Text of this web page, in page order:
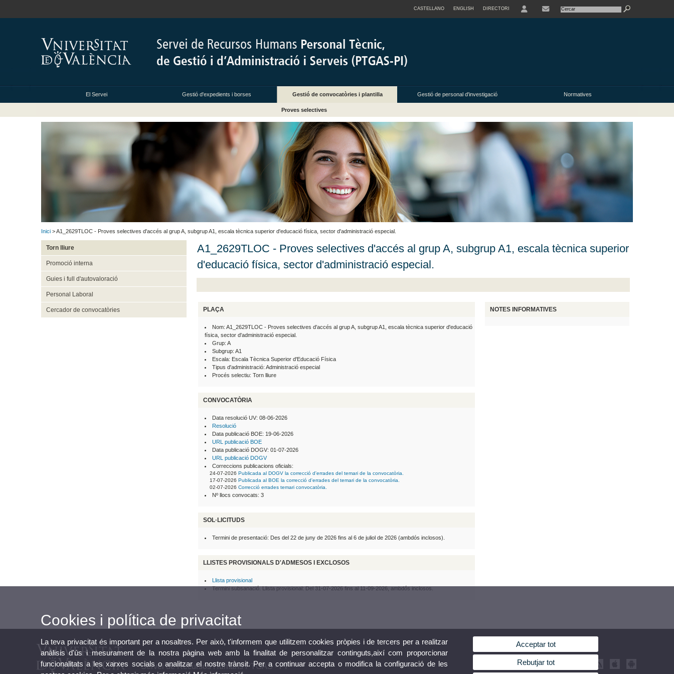
CASTELLANO ENGLISH DIRECTORI
El Servei Gestió d'expedients i borses Gestió de convocatòries i plantilla Gestió de personal d'investigació Normatives
Proves selectives
Inici > A1_2629TLOC - Proves selectives d'accés al grup A, subgrup A1, escala tècnica superior d'educació física, sector d'administració especial.
Torn lliure
Promoció interna
Guies i full d'autovaloració
Personal Laboral
Cercador de convocatòries
A1_2629TLOC - Proves selectives d'accés al grup A, subgrup A1, escala tècnica superior
d'educació física, sector d'administració especial.
NOTES INFORMATIVES
PLAÇA
Nom: A1_2629TLOC - Proves selectives d'accés al grup A, subgrup A1, escala tècnica superior d'educació
física, sector d'administració especial.
Grup: A
Subgrup: A1
Escala: Escala Tècnica Superior d'Educació Física
Tipus d'administració: Administració especial
Procés selectiu: Torn lliure
CONVOCATÒRIA
Data resolució UV: 08-06-2026
Resolució
Data publicació BOE: 19-06-2026
URL publicació BOE
Data publicació DOGV: 01-07-2026
URL publicació DOGV
Correccions publicacions oficials:
24-07-2026Publicada al DOGV la correcció d'errades del temari de la convocatòria.
17-07-2026Publicada al BOE la correcció d'errades del temari de la convocatòria.
02-07-2026Correcció errades temari convocatòria.
Nº llocs convocats: 3
SOL·LICITUDS
Termini de presentació: Des del 22 de juny de 2026 fins al 6 de juliol de 2026 (ambdós inclosos).
LLISTES PROVISIONALS D'ADMESOS I EXCLOSOS
Llista provisional
Termini subsanació. Llista provisional: Del 31-07-2026 fins al 11-09-2026, ambdós inclosos.
Servei de Recursos Humans PTGAS - PI
Cookies i política de privacitat
La teva privacitat és important per a nosaltres. Per això, t'informem que utilitzem cookies pròpies i de tercers per a realitzar
anàlisis d'ús i mesurament de la nostra pàgina web amb la finalitat de personalitzar continguts,així com proporcionar
funcionalitats a les xarxes socials o analitzar el nostre trànsit. Per a continuar accepta o modifica la configuració de les
Acceptar tot
Rebutjar tot